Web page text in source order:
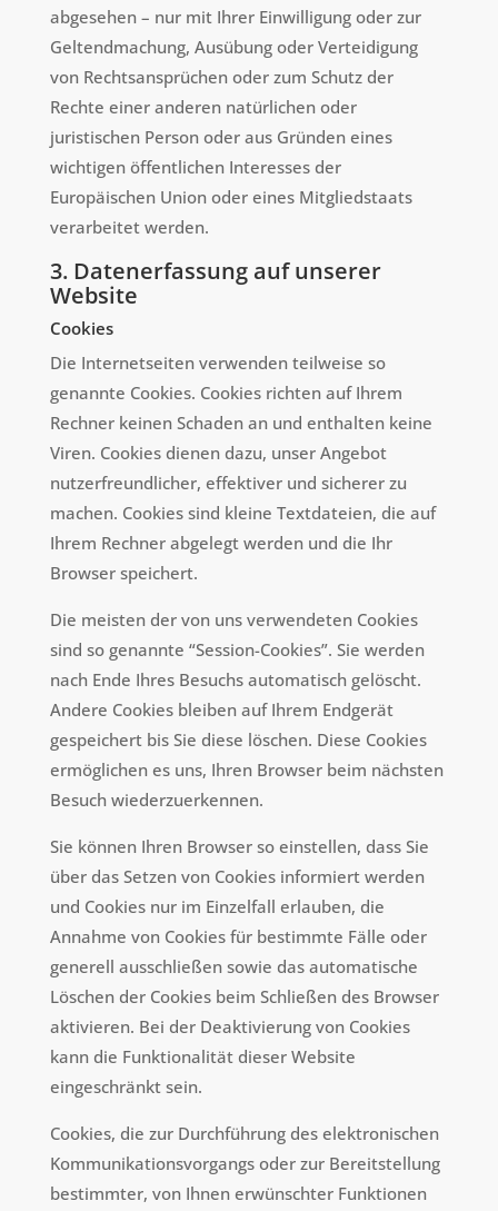
abgesehen – nur mit Ihrer Einwilligung oder zur
Geltendmachung, Ausübung oder Verteidigung
von Rechtsansprüchen oder zum Schutz der
Rechte einer anderen natürlichen oder
juristischen Person oder aus Gründen eines
wichtigen öffentlichen Interesses der
Europäischen Union oder eines Mitgliedstaats
verarbeitet werden.
3. Datenerfassung auf unserer
Website
Cookies
Die Internetseiten verwenden teilweise so
genannte Cookies. Cookies richten auf Ihrem
Rechner keinen Schaden an und enthalten keine
Viren. Cookies dienen dazu, unser Angebot
nutzerfreundlicher, effektiver und sicherer zu
machen. Cookies sind kleine Textdateien, die auf
Ihrem Rechner abgelegt werden und die Ihr
Browser speichert.
Die meisten der von uns verwendeten Cookies
sind so genannte “Session-Cookies”. Sie werden
nach Ende Ihres Besuchs automatisch gelöscht.
Andere Cookies bleiben auf Ihrem Endgerät
gespeichert bis Sie diese löschen. Diese Cookies
ermöglichen es uns, Ihren Browser beim nächsten
Besuch wiederzuerkennen.
Sie können Ihren Browser so einstellen, dass Sie
über das Setzen von Cookies informiert werden
und Cookies nur im Einzelfall erlauben, die
Annahme von Cookies für bestimmte Fälle oder
generell ausschließen sowie das automatische
Löschen der Cookies beim Schließen des Browser
aktivieren. Bei der Deaktivierung von Cookies
kann die Funktionalität dieser Website
eingeschränkt sein.
Cookies, die zur Durchführung des elektronischen
Kommunikationsvorgangs oder zur Bereitstellung
bestimmter, von Ihnen erwünschter Funktionen